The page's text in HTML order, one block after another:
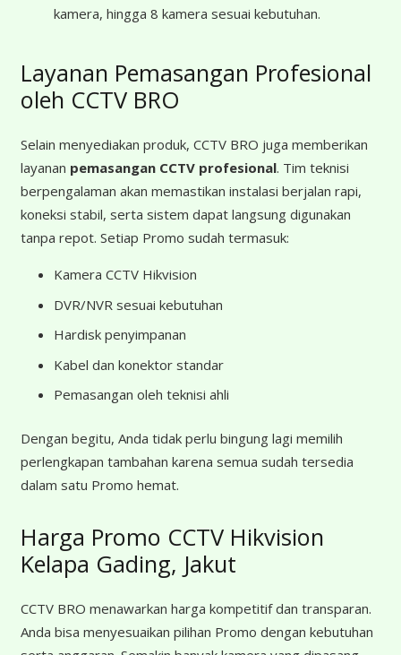
kamera, hingga 8 kamera sesuai kebutuhan.
Layanan Pemasangan Profesional
oleh CCTV BRO
Selain menyediakan produk, CCTV BRO juga memberikan
layanan pemasangan CCTV profesional. Tim teknisi
berpengalaman akan memastikan instalasi berjalan rapi,
koneksi stabil, serta sistem dapat langsung digunakan
tanpa repot. Setiap Promo sudah termasuk:
Kamera CCTV Hikvision
DVR/NVR sesuai kebutuhan
Hardisk penyimpanan
Kabel dan konektor standar
Pemasangan oleh teknisi ahli
Dengan begitu, Anda tidak perlu bingung lagi memilih
perlengkapan tambahan karena semua sudah tersedia
dalam satu Promo hemat.
Harga Promo CCTV Hikvision
Kelapa Gading, Jakut
CCTV BRO menawarkan harga kompetitif dan transparan.
Anda bisa menyesuaikan pilihan Promo dengan kebutuhan